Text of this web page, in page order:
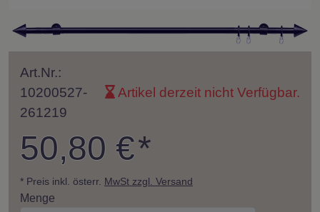
Art.Nr.:
10200527-
261219
Artikel derzeit nicht Verfügbar.
50,80 €*
* Preis inkl. österr. MwSt zzgl. Versand
Menge